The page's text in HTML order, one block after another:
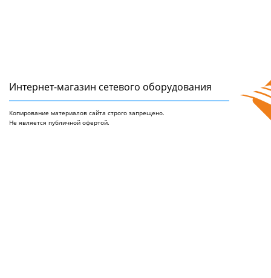
Интернет-магазин сетeвого оборудования
Копирование материалов сайта строго запрещено.
Не является публичной офертой.